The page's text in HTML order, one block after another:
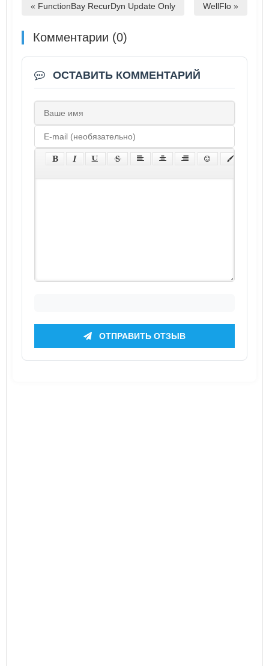
« FunctionBay RecurDyn Update Only WellFlo »
Комментарии (0)
ОСТАВИТЬ КОММЕНТАРИЙ
ОТПРАВИТЬ ОТЗЫВ